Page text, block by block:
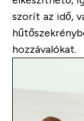
szorít az idő,
hozzávalókat.